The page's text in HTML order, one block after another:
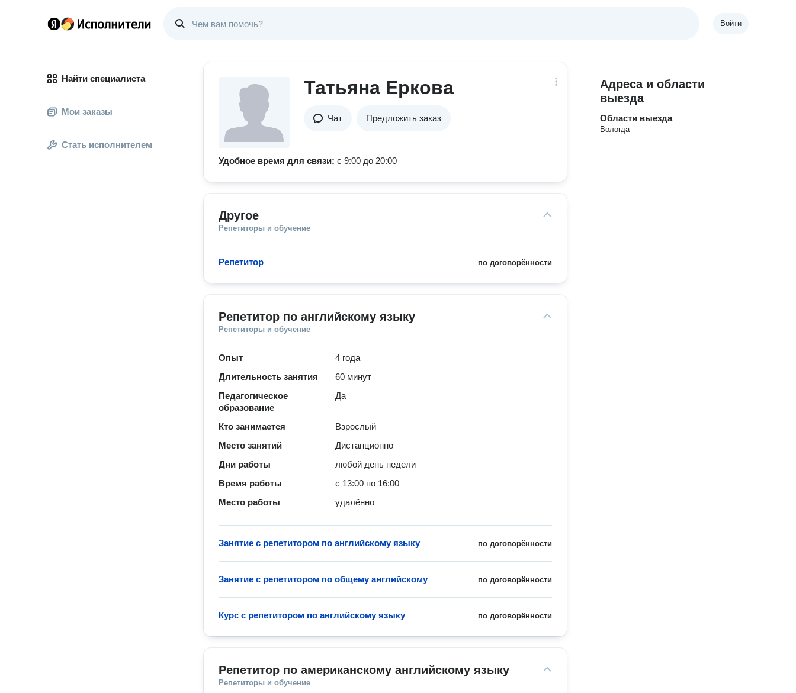
Войти
Найти специалиста
Мои заказы
Стать исполнителем
Татьяна Еркова
Чат Предложить заказ
Удобное время для связи: с 9:00 до 20:00
Другое
Репетиторы и обучение
по договорённости
Репетитор
Репетитор по английскому языку
Репетиторы и обучение
Опыт
4 года
Длительность занятия
60 минут
Педагогическое
образование
Да
Кто занимается
Взрослый
Место занятий
Дистанционно
Дни работы
любой день недели
Время работы
с 13:00 по 16:00
Место работы
удалённо
по договорённости
Занятие с репетитором по английскому языку
по договорённости
Занятие с репетитором по общему английскому
по договорённости
Курс с репетитором по английскому языку
Репетитор по американскому английскому языку
Репетиторы и обучение
Адреса и области
выезда
Области выезда
Вологда